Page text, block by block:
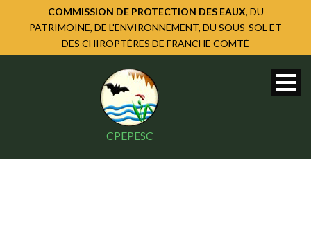
COMMISSION DE PROTECTION DES EAUX, DU
PATRIMOINE, DE L'ENVIRONNEMENT, DU SOUS-SOL ET
DES CHIROPTÈRES DE FRANCHE COMTÉ
CPEPESC